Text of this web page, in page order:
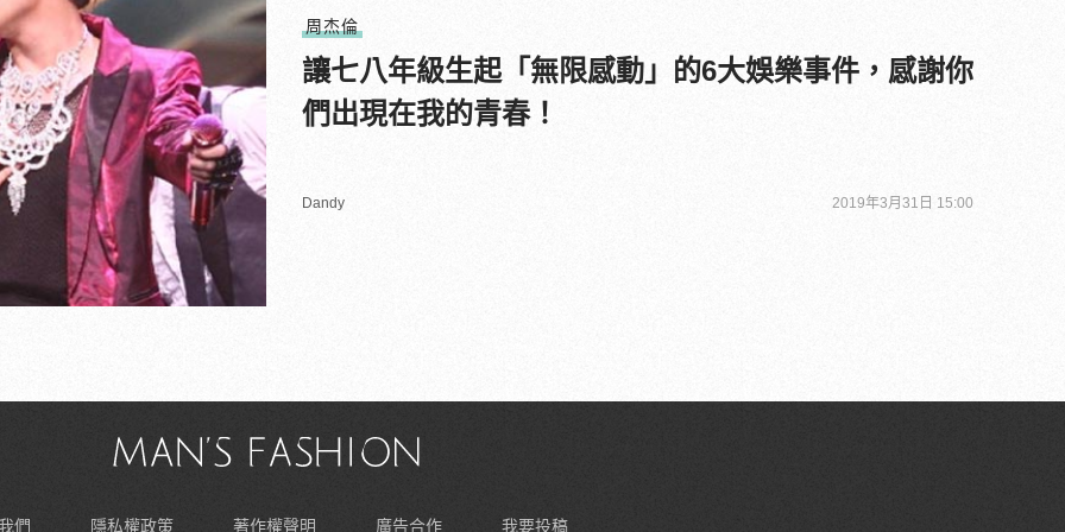
周杰倫
讓七八年級生起「無限感動」的6大娛樂事件，感謝你
們出現在我的青春！
Dandy 2019年3月31日 15:00
們 隱私權政策 著作權聲明 廣告合作 我要投稿